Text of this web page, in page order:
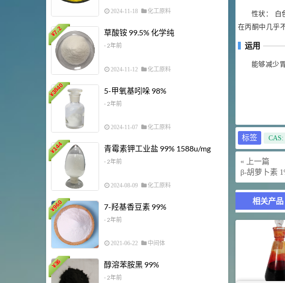
性状： 白
在丙酮中几乎
运用
能够减少
标签 CAS:
« 上一篇
β-胡萝卜素
相关产品
2024-11-18 化工原料
¥
7.2 草酸铵 99.5% 化学纯
- 2年前
2024-11-12 化工原料
¥
3840 5-甲氧基吲哚 98%
- 2年前
2024-11-07 化工原料
¥
144 青霉素钾工业盐 99% 1588u/mg
- 2年前
2024-08-09 化工原料
¥
960 7-羟基香豆素 99%
- 2年前
2021-06-22 中间体
¥
36 醇溶苯胺黑 99%
- 2年前
29
69.6